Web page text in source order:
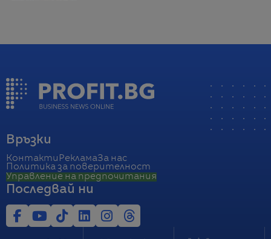
Връзки
Контакти РекламаЗа нас
Политика за поверителност
Управление на предпочитания
Последвай ни